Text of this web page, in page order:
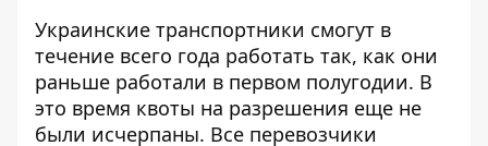
Украинские транспортники смогут в
течение всего года работать так, как они
раньше работали в первом полугодии. В
это время квоты на разрешения еще не
были исчерпаны. Все перевозчики